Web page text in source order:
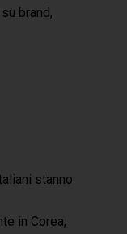
brand,
stanno
in Corea,